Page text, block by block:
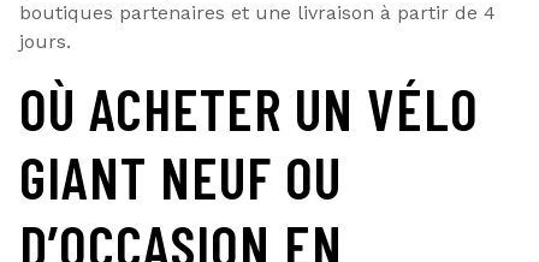
boutiques partenaires et une livraison à partir de 4
jours.
OÙ ACHETER UN VÉLO
GIANT NEUF OU
D’OCCASION EN